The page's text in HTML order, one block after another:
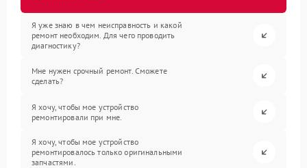
Я уже знаю в чем неисправность и какой
ремонт необходим. Для чего проводить
диагностику?
Мне нужен срочный ремонт. Сможете
сделать?
Я хочу, чтобы мое устройство
ремонтировали при мне.
Я хочу, чтобы мое устройство
ремонтировалось только оригинальными
запчастями.